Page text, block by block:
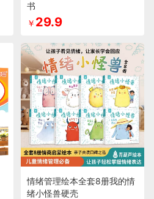
书
￥ 29.9
情绪管理绘本全套8册我的情
绪小怪兽硬壳